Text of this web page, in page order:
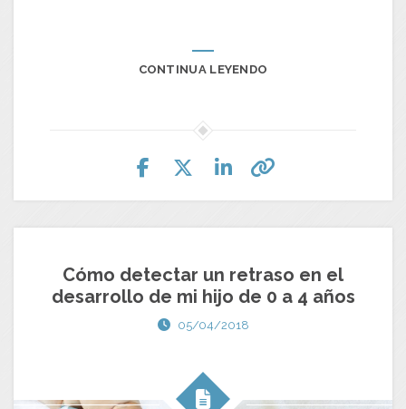
CONTINUA LEYENDO
Cómo detectar un retraso en el
desarrollo de mi hijo de 0 a 4 años
05/04/2018